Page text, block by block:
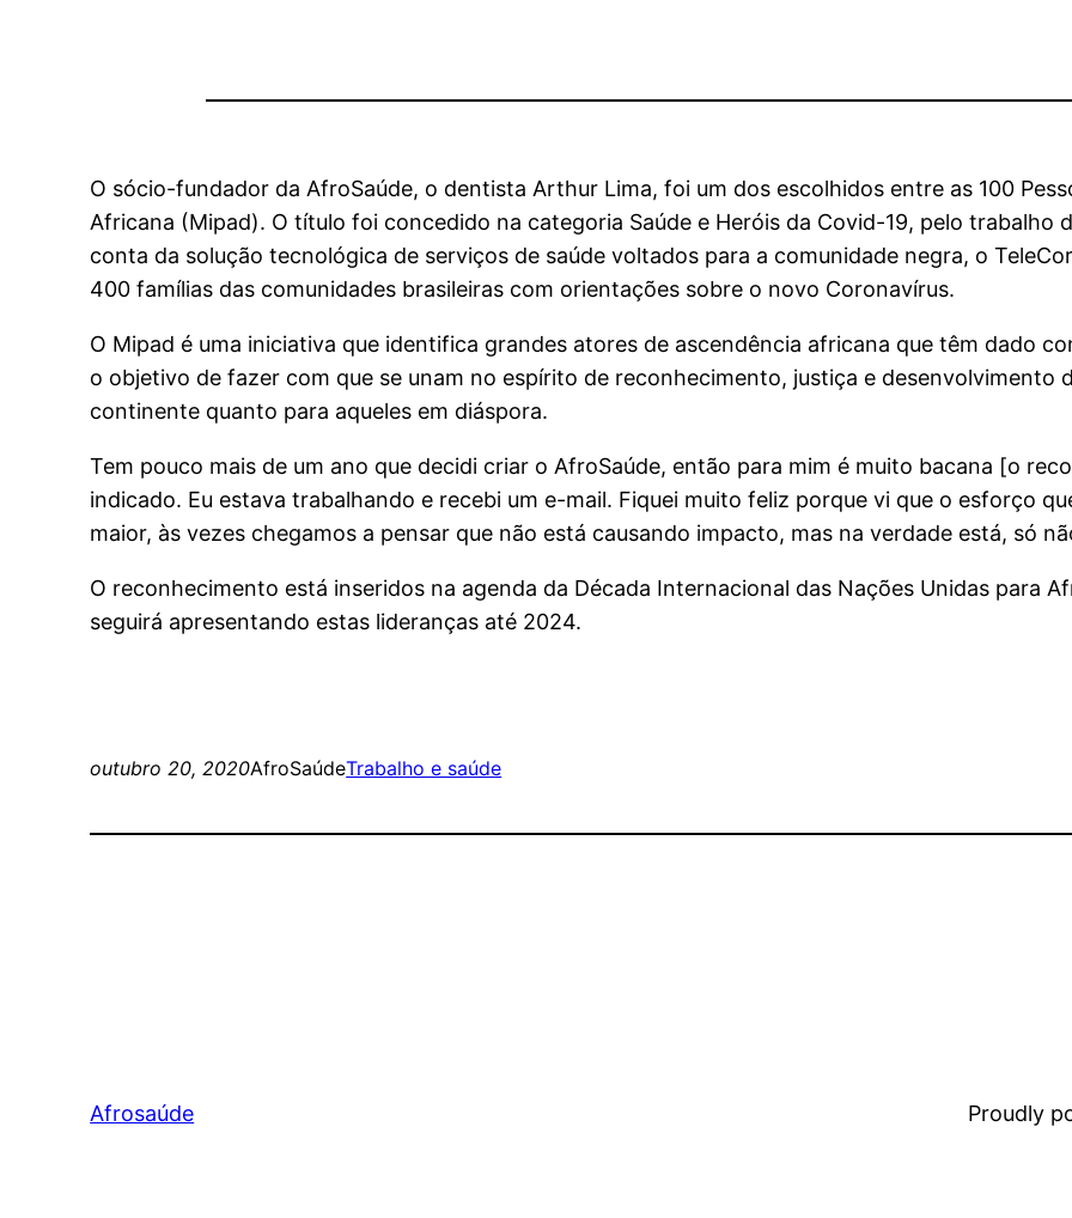
O sócio-fundador da AfroSaúde, o dentista Arthur Lima, foi um dos escolhidos entre as 100
Africana (Mipad). O título foi concedido na categoria Saúde e Heróis da Covid-19, pelo trabalho
conta da solução tecnológica de serviços de saúde voltados para a comunidade negra, o
400 famílias das comunidades brasileiras com orientações sobre o novo Coronavírus.
O Mipad é uma iniciativa que identifica grandes atores de ascendência africana que têm dado
o objetivo de fazer com que se unam no espírito de reconhecimento, justiça e
continente quanto para aqueles em diáspora.
Tem pouco mais de um ano que decidi criar o AfroSaúde, então para mim é muito bacana [o
indicado. Eu estava trabalhando e recebi um e-mail. Fiquei muito feliz porque vi que o esforço
maior, às vezes chegamos a pensar que não está causando impacto, mas na verdade está, só
O reconhecimento está inseridos na agenda da Década Internacional das Nações Unidas para
seguirá apresentando estas lideranças até 2024.
outubro 20, 2020AfroSaúdeTrabalho e saúde
Afrosaúde Proudly